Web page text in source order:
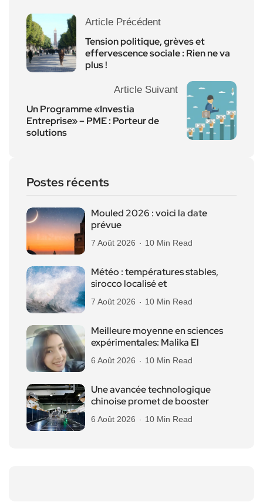
Article Précédent
Tension politique, grèves et
effervescence sociale : Rien ne va
plus !
Article Suivant
Un Programme «Investia
Entreprise» – PME : Porteur de
solutions
Postes récents
Mouled 2026 : voici la date
prévue
7 Août 2026 10 Min Read
Météo : températures stables,
sirocco localisé et
7 Août 2026 10 Min Read
Meilleure moyenne en sciences
expérimentales: Malika El
6 Août 2026 10 Min Read
Une avancée technologique
chinoise promet de booster
6 Août 2026 10 Min Read